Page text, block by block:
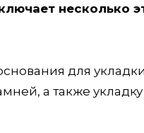
несколько
для
а также